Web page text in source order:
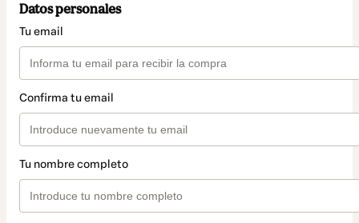
Datos personales
Tu email
Confirma tu email
Tu nombre completo